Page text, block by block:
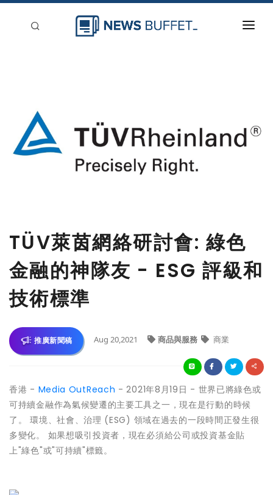
刊登
TÜV萊茵網絡研討會: 綠色
金融的神隊友 - ESG 評級和
技術標準
推廣新聞稿 Aug 20,2021 商品與服務 商業
香港 - Media OutReach - 2021年8月19日 - 世界已將綠色或
可持續金融作為氣候變遷的主要工具之一，現在是行動的時候
了。 環境、社會、治理 (ESG) 領域在過去的一段時間正發生很
多變化。 如果想吸引投資者，現在必須給公司或投資基金貼
上"綠色"或"可持續"標籤。